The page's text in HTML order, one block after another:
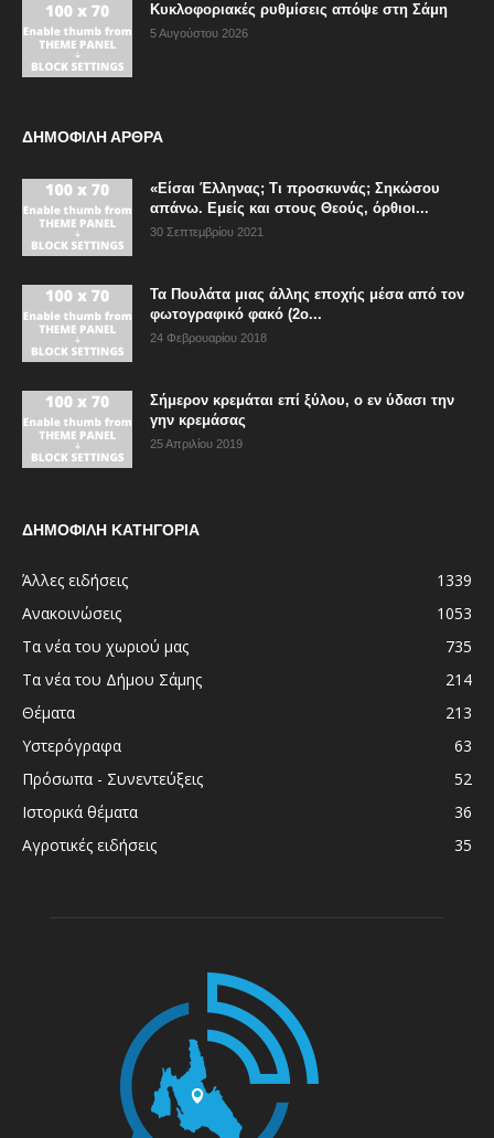
Κυκλοφοριακές ρυθμίσεις απόψε στη Σάμη
5 Αυγούστου 2026
ΔΗΜΟΦΙΛΗ ΑΡΘΡΑ
«Είσαι Έλληνας; Τι προσκυνάς; Σηκώσου
απάνω. Εμείς και στους Θεούς, όρθιοι...
30 Σεπτεμβρίου 2021
Τα Πουλάτα μιας άλλης εποχής μέσα από τον
φωτογραφικό φακό (2ο...
24 Φεβρουαρίου 2018
Σήμερον κρεμάται επί ξύλου, ο εν ύδασι την
γην κρεμάσας
25 Απριλίου 2019
ΔΗΜΟΦΙΛΗ ΚΑΤΗΓΟΡΙΑ
Άλλες ειδήσεις
1339
Ανακοινώσεις
1053
Τα νέα του χωριού μας
735
Τα νέα του Δήμου Σάμης
214
Θέματα
213
Υστερόγραφα
63
Πρόσωπα - Συνεντεύξεις
52
Ιστορικά θέματα
36
Αγροτικές ειδήσεις
35